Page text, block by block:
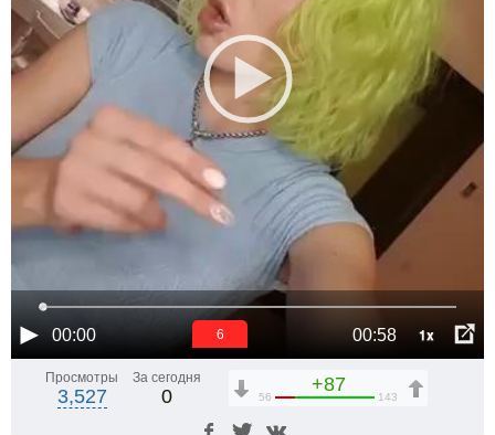
00:00 00:58 1x
6
Просмотры
3,527
За сегодня
0
+87
56 143